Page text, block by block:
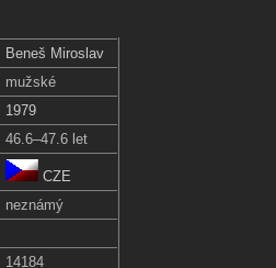
Beneš Miroslav
mužské
1979
46.6–47.6 let
CZE
neznámý
14184